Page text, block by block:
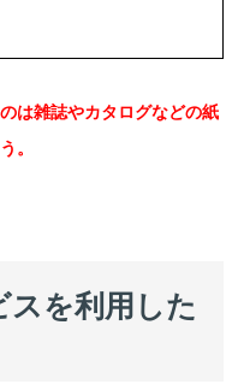
は雑誌やカタログなどの紙
。
スを利用した